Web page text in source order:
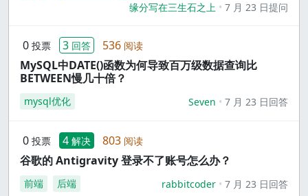
缘分写在三生石之上
7 月 23 日提问
0 投票 3 回答 536 阅读
MySQL中DATE()函数为何导致百万级数据查询比
BETWEEN慢几十倍？
mysql优化 Seven 7 月 23 日回答
0 投票 4 解决 803 阅读
谷歌的 Antigravity 登录不了账号怎么办？
前端 后端 rabbitcoder 7 月 23 日回答